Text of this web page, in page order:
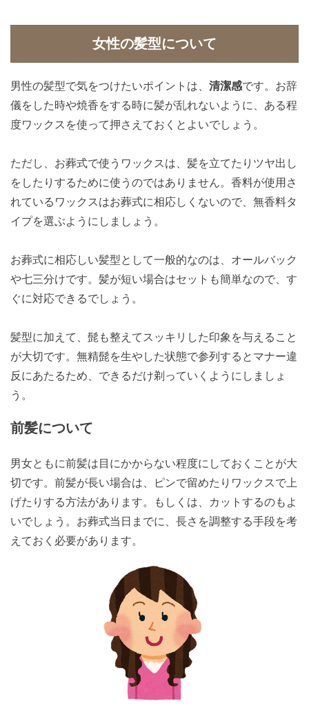
女性の髪型について
男性の髪型で気をつけたいポイントは、 清潔感です。お辞
儀をした時や焼香をする時に髪が乱れないように、ある程
度ワックスを使って押さえておくとよいでしょう。
ただし、お葬式で使うワックスは、髪を立てたりツヤ出し
をしたりするために使うのではありません。香料が使用さ
れているワックスはお葬式に相応しくないので、無香料タ
イプを選ぶようにしましょう。
お葬式に相応しい髪型として一般的なのは、オールバック
や七三分けです。髪が短い場合はセットも簡単なので、す
ぐに対応できるでしょう。
髪型に加えて、髭も整えてスッキリした印象を与えること
が大切です。無精髭を生やした状態で参列するとマナー違
反にあたるため、できるだけ剃っていくようにしましょ
う。
前髪について
男女ともに前髪は目にかからない程度にしておくことが大
切です。前髪が長い場合は、ピンで留めたりワックスで上
げたりする方法があります。もしくは、カットするのもよ
いでしょう。お葬式当日までに、長さを調整する手段を考
えておく必要があります。